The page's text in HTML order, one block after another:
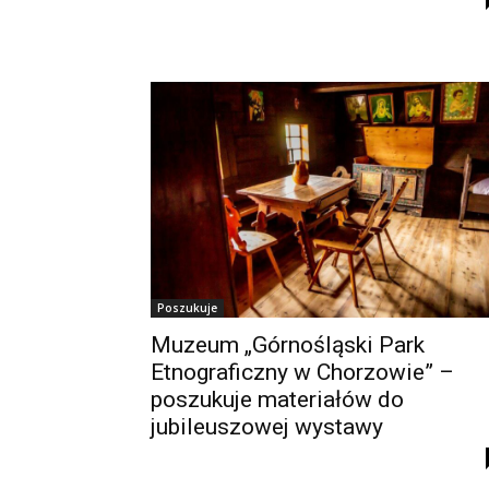
Poszukuje
Muzeum „Górnośląski Park
Etnograficzny w Chorzowie” –
poszukuje materiałów do
jubileuszowej wystawy